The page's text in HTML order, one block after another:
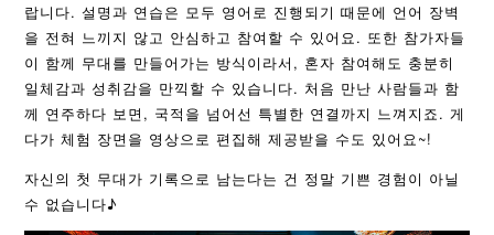
랍니다. 설명과 연습은 모두 영어로 진행되기 때문에 언어 장벽
을 전혀 느끼지 않고 안심하고 참여할 수 있어요. 또한 참가자들
이 함께 무대를 만들어가는 방식이라서, 혼자 참여해도 충분히
일체감과 성취감을 만끽할 수 있습니다. 처음 만난 사람들과 함
께 연주하다 보면, 국적을 넘어선 특별한 연결까지 느껴지죠. 게
다가 체험 장면을 영상으로 편집해 제공받을 수도 있어요~!
자신의 첫 무대가 기록으로 남는다는 건 정말 기쁜 경험이 아닐
수 없습니다♪